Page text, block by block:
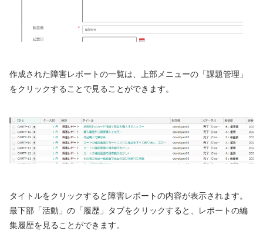
作成された障害レポートの一覧は、上部メニューの「課題管理」
をクリックすることで見ることができます。
タイトルをクリックすると障害レポートの内容が表示されます。
最下部「活動」の「履歴」タブをクリックすると、レポートの編
集履歴を見ることができます。